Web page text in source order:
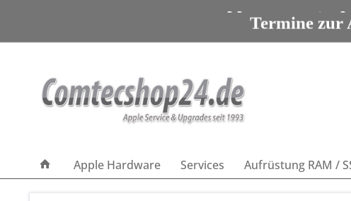
Termine zur
Apple Service,
Apple Hardware Services Aufrüstung RAM /